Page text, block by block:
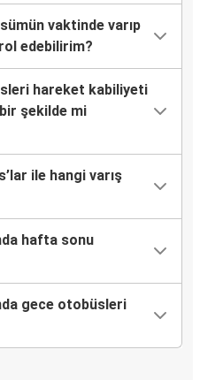
vaktinde varıp
edebilirim?
hareket kabiliyeti
şekilde mi
ile hangi varış
hafta sonu
gece otobüsleri